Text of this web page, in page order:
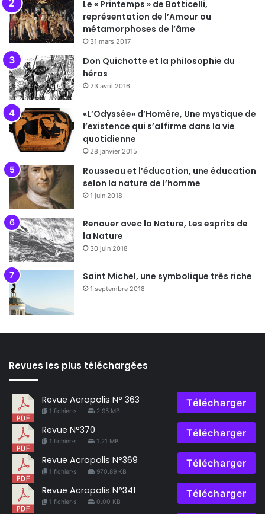
Le « Printemps » de Botticelli,
représentation de l’Amour ou
métamorphoses de l’âme
31 mars 2017
Don Quichotte et la philosophie du
héros
23 avril 2016
«L’Odyssée» d’Homère, Une mystique de
l’existence qui s’affirme dans la vie
quotidienne
28 janvier 2015
Rousseau et l’éducation, une éducation
selon la nature de l’homme
1 juin 2018
Renouer avec la Nature, Les esprits de
la Nature
30 juin 2018
Saint Michel, une symbolique très riche
1 septembre 2018
Revues les plus téléchargées
Revue Acropolis N° 363
1 fichier·s 2.95 MB
Télécharger
Revue N°370
1 fichier·s 1.21 MB
Télécharger
Revue Acropolis N°369
1 fichier·s 970.89 KB
Télécharger
Revue Acropolis N°341
1 fichier·s 0.00 KB
Télécharger